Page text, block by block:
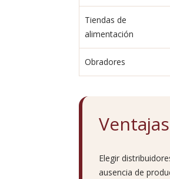
Tiendas de
alimentación
Obradores
Elegir
ausencia de